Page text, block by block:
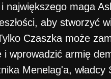
największego maga
aby stworzyć
Czaszka może
i wprowadzić armię
Menelag'a,